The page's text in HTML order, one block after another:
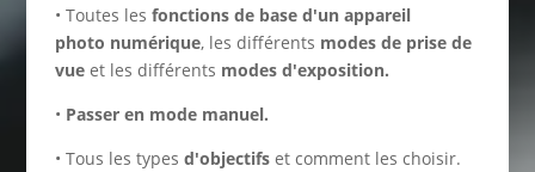
• Toutes les fonctions de base d'un appareil
photo numérique, les différents modes de prise de
vue et les différents modes d'exposition.
• Passer en mode manuel.
• Tous les types d'objectifs et comment les choisir.